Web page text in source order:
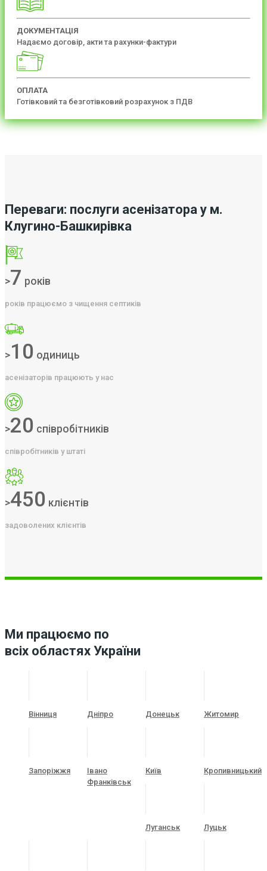
ДОКУМЕНТАЦІЯ
Надаємо договір, акти та рахунки-фактури
ОПЛАТА
Готівковий та безготівковий розрахунок з ПДВ
Переваги: послуги асенізатора у м.
Клугино-Башкирівка
>7 років
років працюємо з чищення септиків
>10 одиниць
асенізаторів працюють у нас
>20 співробітників
співробітників у штаті
>450 клієнтів
задоволених клієнтів
Ми працюємо по
всіх областях України
Вінниця Дніпро Донецьк Житомир
Запоріжжя
Івано
Франківськ
Київ Кропивницький
Луганськ Луцьк